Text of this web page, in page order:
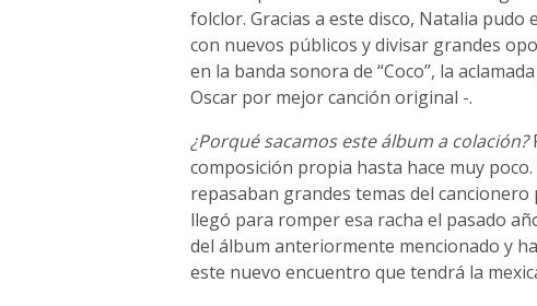
folclor. Gracias a este disco, Natalia
con nuevos públicos y divisar grandes
en la banda sonora de “Coco”, la
Oscar por mejor canción original -.
¿Porqué sacamos este álbum a colación?
composición propia hasta hace muy
repasaban grandes temas del
llegó para romper esa racha el pasado
del álbum anteriormente mencionado y
este nuevo encuentro que tendrá la